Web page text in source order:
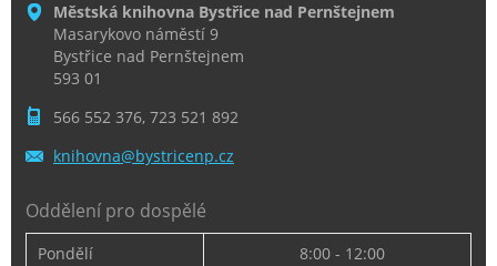
Městská knihovna Bystřice nad Pernštejnem
Masarykovo náměstí 9
Bystřice nad Pernštejnem
593 01
566 552 376, 723 521 892
knihovna@bystricenp.cz
Oddělení pro dospělé
Pondělí
8:00 - 12:00